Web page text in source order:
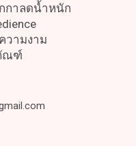
กาลดน้ำหนัก
วามงาม
ณฑ์